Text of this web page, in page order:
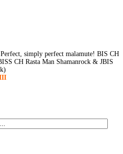
simply perfect malamute! BIS CH
CH Rasta Man Shamanrock & JBIS